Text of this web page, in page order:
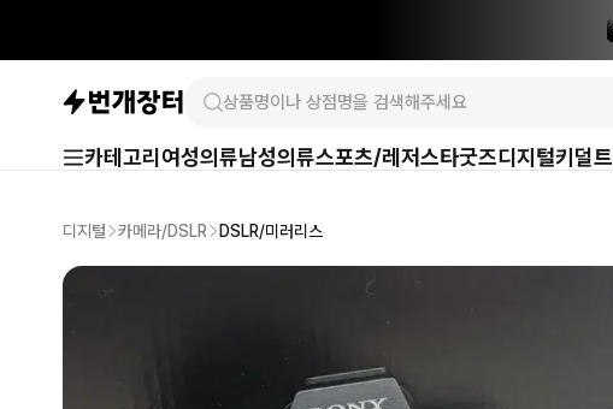
카테고리 여성의류남성의류스포츠/레저스타굿즈디지털키덜트
디지털 카메라/DSLR DSLR/미러리스